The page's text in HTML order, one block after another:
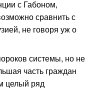
с Габоном,
сравнить с
не говоря уж о
системы, но не
часть граждан
целый ряд